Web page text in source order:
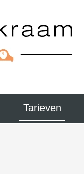
Tarieven